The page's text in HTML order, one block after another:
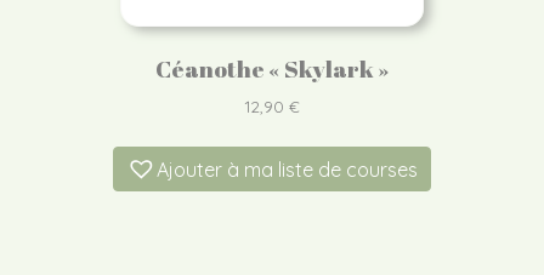
Céanothe « Skylark »
12,90 €
Ajouter à ma liste de courses